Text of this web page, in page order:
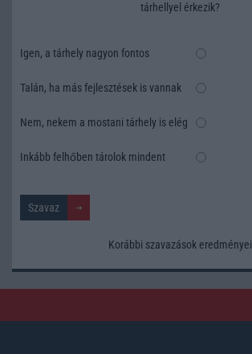
tárhellyel érkezik?
Igen, a tárhely nagyon fontos
Talán, ha más fejlesztések is vannak
Nem, nekem a mostani tárhely is elég
Inkább felhőben tárolok mindent
Korábbi szavazások eredményei